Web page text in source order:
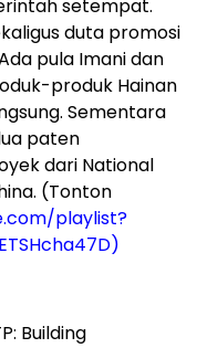
setempat.
duta promosi
pula Imani dan
produk Hainan
Sementara
paten
dari National
(Tonton
playlist?
Building